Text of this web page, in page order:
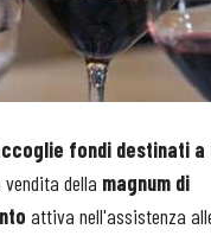
fondi destinati a
della magnum di
attiva nell'assistenza